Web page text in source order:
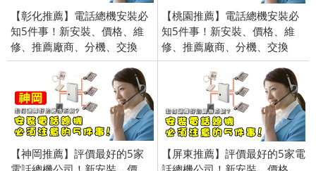
【彰化推薦】電話總機安裝必
知5件事！新安裝、價格、維
修、推薦廠商、分機、交換
機、電話、錄音、價錢、費用
【桃園推薦】電話總機安裝必
知5件事！新安裝、價格、維
修、推薦廠商、分機、交換
機、電話、錄音、價錢、費用
【神岡推薦】評價最好的5家
【屏東推薦】評價最好的5家電